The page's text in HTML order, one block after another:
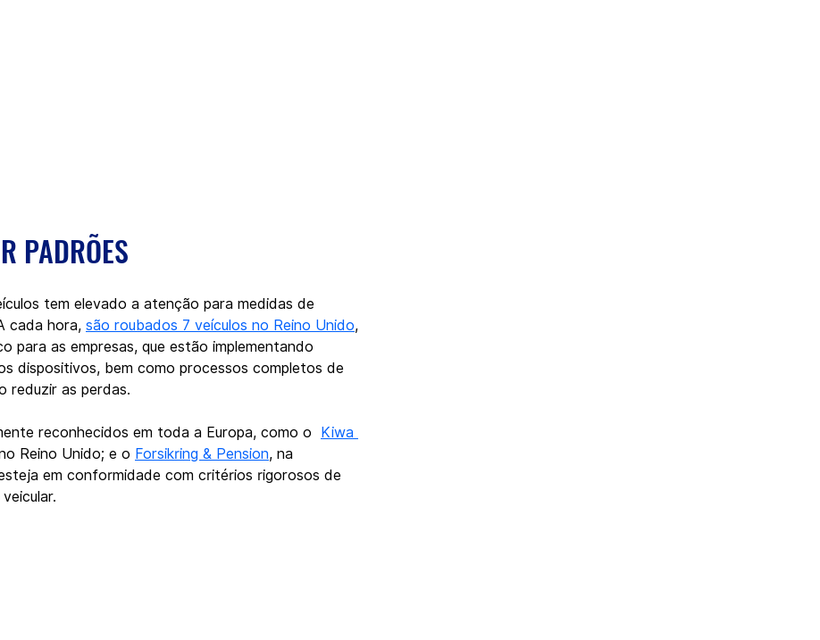
PADRÕES
tem elevado a atenção para medidas de
cada hora, são roubados 7 veículos no Reino Unido,
para as empresas, que estão implementando
dispositivos, bem como processos completos de
reduzir as perdas.
reconhecidos em toda a Europa, como o
Kiwa
Reino Unido; e o Forsikring & Pension, na
em conformidade com critérios rigorosos de